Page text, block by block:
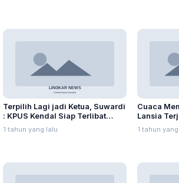
Terpilih Lagi jadi Ketua, Suwardi
: KPUS Kendal Siap Terlibat
Suplai Telur untuk MBG
1 tahun yang lalu
Cuaca
Lansia
Enceng
1 tahun